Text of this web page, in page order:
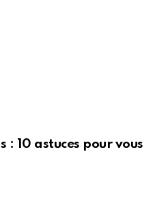
: 10 astuces pour vous